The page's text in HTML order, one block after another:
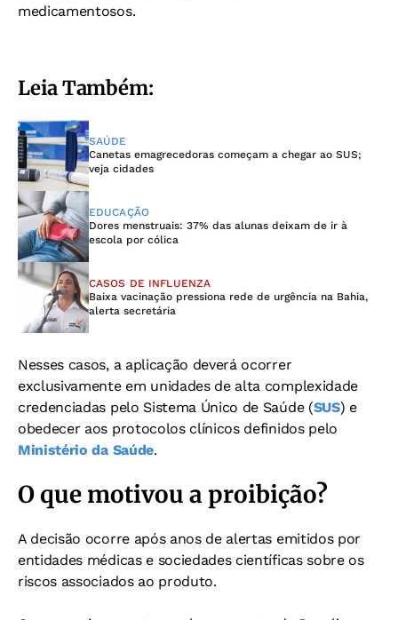
medicamentosos.
Leia Também:
SAÚDE
Canetas emagrecedoras começam a chegar ao SUS;
veja cidades
EDUCAÇÃO
Dores menstruais: 37% das alunas deixam de ir à
escola por cólica
CASOS DE INFLUENZA
Baixa vacinação pressiona rede de urgência na Bahia,
alerta secretária
Nesses casos, a aplicação deverá ocorrer
exclusivamente em unidades de alta complexidade
credenciadas pelo Sistema Único de Saúde (SUS) e
obedecer aos protocolos clínicos definidos pelo
Ministério da Saúde.
O que motivou a proibição?
A decisão ocorre após anos de alertas emitidos por
entidades médicas e sociedades científicas sobre os
riscos associados ao produto.